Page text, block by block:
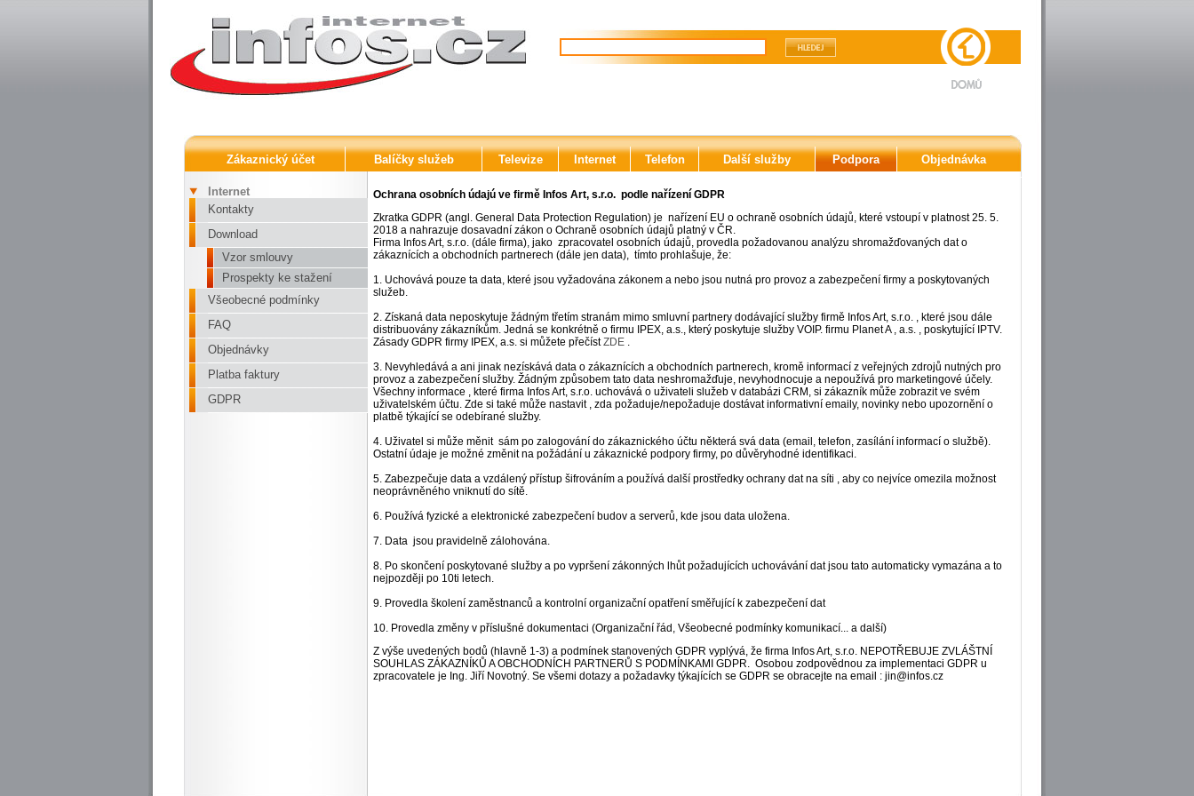
Zákaznický účet Balíčky služeb Televize Internet Telefon Další služby Podpora Objednávka
Internet
Kontakty
Download
Vzor smlouvy
Prospekty ke stažení
Všeobecné podmínky
FAQ
Objednávky
Platba faktury
GDPR
Ochrana osobních údajú ve firmě Infos Art, s.r.o. podle nařízení GDPR
Zkratka GDPR (angl. General Data Protection Regulation) je nařízení EU o ochraně osobních údajů, které vstoupí v platnost 25. 5.
2018 a nahrazuje dosavadní zákon o Ochraně osobních údajů platný v ČR.
Firma Infos Art, s.r.o. (dále firma), jako zpracovatel osobních údajů, provedla požadovanou analýzu shromažďovaných dat o
zákaznících a obchodních partnerech (dále jen data), tímto prohlašuje, že:
1. Uchovává pouze ta data, které jsou vyžadována zákonem a nebo jsou nutná pro provoz a zabezpečení firmy a poskytovaných
služeb.
2. Získaná data neposkytuje žádným třetím stranám mimo smluvní partnery dodávající služby firmě Infos Art, s.r.o. , které jsou dále
distribuovány zákazníkům. Jedná se konkrétně o firmu IPEX, a.s., který poskytuje služby VOIP. firmu Planet A , a.s. , poskytující IPTV.
Zásady GDPR firmy IPEX, a.s. si můžete přečístZDE .
3. Nevyhledává a ani jinak nezískává data o zákaznících a obchodních partnerech, kromě informací z veřejných zdrojů nutných pro
provoz a zabezpečení služby. Žádným způsobem tato data neshromažďuje, nevyhodnocuje a nepoužívá pro marketingové účely.
Všechny informace , které firma Infos Art, s.r.o. uchovává o uživateli služeb v databázi CRM, si zákazník může zobrazit ve svém
uživatelském účtu. Zde si také může nastavit , zda požaduje/nepožaduje dostávat informativní emaily, novinky nebo upozornění o
platbě týkající se odebírané služby.
4. Uživatel si může měnit sám po zalogování do zákaznického účtu některá svá data (email, telefon, zasílání informací o službě).
Ostatní údaje je možné změnit na požádání u zákaznické podpory firmy, po důvěryhodné identifikaci.
5. Zabezpečuje data a vzdálený přístup šifrováním a používá další prostředky ochrany dat na síti , aby co nejvíce omezila možnost
neoprávněného vniknutí do sítě.
6. Používá fyzické a elektronické zabezpečení budov a serverů, kde jsou data uložena.
7. Data jsou pravidelně zálohována.
8. Po skončení poskytované služby a po vypršení zákonných lhůt požadujících uchovávání dat jsou tato automaticky vymazána a to
nejpozději po 10ti letech.
9. Provedla školení zaměstnanců a kontrolní organizační opatření směřující k zabezpečení dat
10. Provedla změny v příslušné dokumentaci (Organizační řád, Všeobecné podmínky komunikací... a další)
Z výše uvedených bodů (hlavně 1-3) a podmínek stanovených GDPR vyplývá, že firma Infos Art, s.r.o. NEPOTŘEBUJE ZVLÁŠTNÍ
SOUHLAS ZÁKAZNÍKŮ A OBCHODNÍCH PARTNERŮ S PODMÍNKAMI GDPR. Osobou zodpovědnou za implementaci GDPR u
zpracovatele je Ing. Jiří Novotný. Se všemi dotazy a požadavky týkajících se GDPR se obracejte na email : jin@infos.cz